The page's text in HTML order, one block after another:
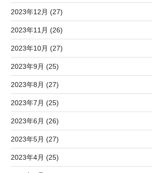
2023年12月 (27)
2023年11月 (26)
2023年10月 (27)
2023年9月 (25)
2023年8月 (27)
2023年7月 (25)
2023年6月 (26)
2023年5月 (27)
2023年4月 (25)